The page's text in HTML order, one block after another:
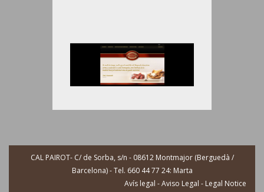
CAL PAIROT- C/ de Sorba, s/n - 08612 Montmajor (Berguedà /
Barcelona) - Tel. 660 44 77 24: Marta
Avís legal - Aviso Legal - Legal Notice